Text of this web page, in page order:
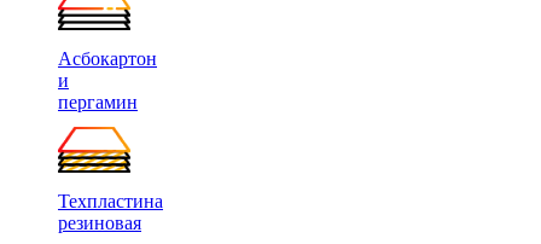
Асбокартон
и
пергамин
Техпластина
резиновая